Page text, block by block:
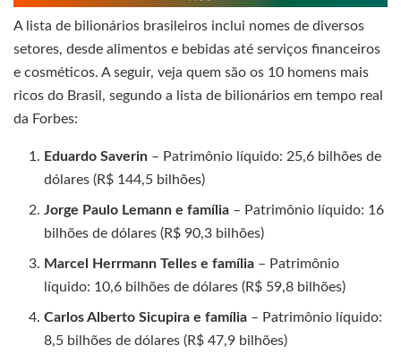
A lista de bilionários brasileiros inclui nomes de diversos
setores, desde alimentos e bebidas até serviços financeiros
e cosméticos. A seguir, veja quem são os 10 homens mais
ricos do Brasil, segundo a lista de bilionários em tempo real
da Forbes:
Eduardo Saverin – Patrimônio líquido: 25,6 bilhões de
dólares (R$ 144,5 bilhões)
Jorge Paulo Lemann e família – Patrimônio líquido: 16
bilhões de dólares (R$ 90,3 bilhões)
Marcel Herrmann Telles e família – Patrimônio
líquido: 10,6 bilhões de dólares (R$ 59,8 bilhões)
Carlos Alberto Sicupira e família – Patrimônio líquido:
8,5 bilhões de dólares (R$ 47,9 bilhões)